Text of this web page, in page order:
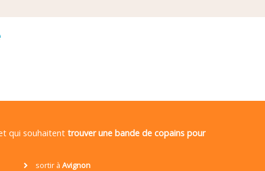
qui souhaitent trouver une bande de copains pour
sortir à Avignon